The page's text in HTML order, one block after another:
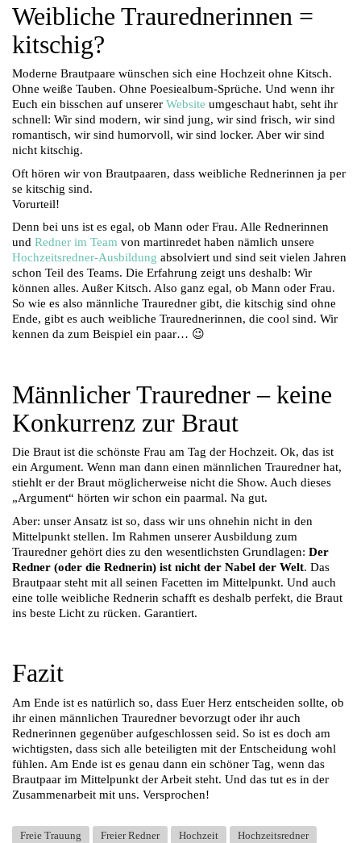
Weibliche Traurednerinnen =
kitschig?
Moderne Brautpaare wünschen sich eine Hochzeit ohne Kitsch.
Ohne weiße Tauben. Ohne Poesiealbum-Sprüche. Und wenn ihr
Euch ein bisschen auf unserer Website umgeschaut habt, seht ihr
schnell: Wir sind modern, wir sind jung, wir sind frisch, wir sind
romantisch, wir sind humorvoll, wir sind locker. Aber wir sind
nicht kitschig.
Oft hören wir von Brautpaaren, dass weibliche Rednerinnen ja per
se kitschig sind.
Vorurteil!
Denn bei uns ist es egal, ob Mann oder Frau. Alle Rednerinnen
und Redner im Team von martinredet haben nämlich unsere
Hochzeitsredner-Ausbildung absolviert und sind seit vielen Jahren
schon Teil des Teams. Die Erfahrung zeigt uns deshalb: Wir
können alles. Außer Kitsch. Also ganz egal, ob Mann oder Frau.
So wie es also männliche Trauredner gibt, die kitschig sind ohne
Ende, gibt es auch weibliche Traurednerinnen, die cool sind. Wir
kennen da zum Beispiel ein paar… 😉
Männlicher Trauredner – keine
Konkurrenz zur Braut
Die Braut ist die schönste Frau am Tag der Hochzeit. Ok, das ist
ein Argument. Wenn man dann einen männlichen Trauredner hat,
stiehlt er der Braut möglicherweise nicht die Show. Auch dieses
„Argument“ hörten wir schon ein paarmal. Na gut.
Aber: unser Ansatz ist so, dass wir uns ohnehin nicht in den
Mittelpunkt stellen. Im Rahmen unserer Ausbildung zum
Trauredner gehört dies zu den wesentlichsten Grundlagen: Der
Redner (oder die Rednerin) ist nicht der Nabel der Welt. Das
Brautpaar steht mit all seinen Facetten im Mittelpunkt. Und auch
eine tolle weibliche Rednerin schafft es deshalb perfekt, die Braut
ins beste Licht zu rücken. Garantiert.
Fazit
Am Ende ist es natürlich so, dass Euer Herz entscheiden sollte, ob
ihr einen männlichen Trauredner bevorzugt oder ihr auch
Rednerinnen gegenüber aufgeschlossen seid. So ist es doch am
wichtigsten, dass sich alle beteiligten mit der Entscheidung wohl
fühlen. Am Ende ist es genau dann ein schöner Tag, wenn das
Brautpaar im Mittelpunkt der Arbeit steht. Und das tut es in der
Zusammenarbeit mit uns. Versprochen!
Freie Trauung Freier Redner Hochzeit
Hochzeitsredner